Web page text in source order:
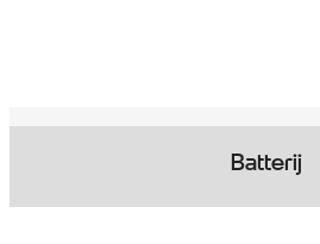
Batterij